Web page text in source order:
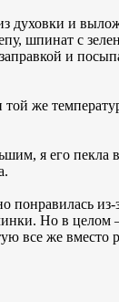
духовки и
шпинат с
и
той же
я его пекла в
понравилась из-
Но в целом
все же вместо